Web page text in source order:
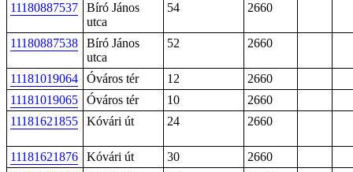
11180887537
Bíró János
utca
54 2660
11180887538
Bíró János
utca
52 2660
11181019064 Óváros tér 12
2660
11181019065
Óváros tér 10
2660
11181621855
Kóvári út 24 2660
11181621876 Kóvári út 30
2660